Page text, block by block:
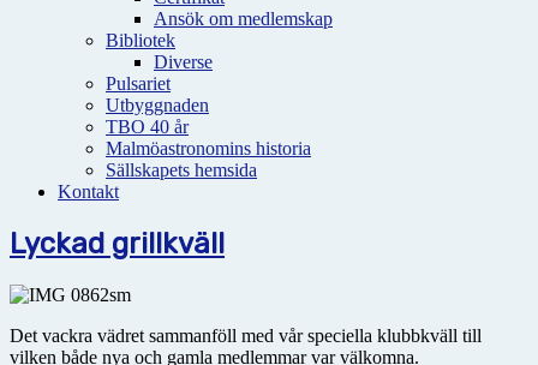
Ansök om medlemskap
Bibliotek
Diverse
Pulsariet
Utbyggnaden
TBO 40 år
Malmöastronomins historia
Sällskapets hemsida
Kontakt
Lyckad grillkväll
Det vackra vädret sammanföll med vår speciella klubbkväll till
vilken både nya och gamla medlemmar var välkomna.